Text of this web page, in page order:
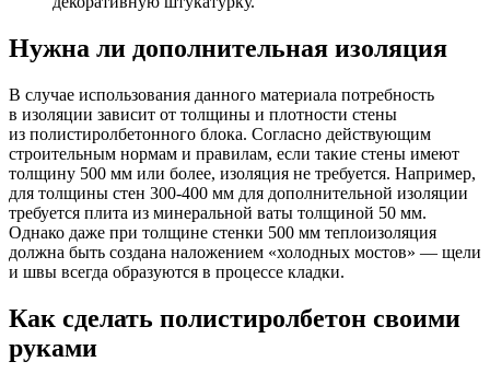
Нужна ли дополнительная изоляция
В случае использования данного материала потребность
в изоляции зависит от толщины и плотности стены
из полистиролбетонного блока. Согласно действующим
строительным нормам и правилам, если такие стены имеют
толщину 500 мм или более, изоляция не требуется. Например,
для толщины стен 300-400 мм для дополнительной изоляции
требуется плита из минеральной ваты толщиной 50 мм.
Однако даже при толщине стенки 500 мм теплоизоляция
должна быть создана наложением «холодных мостов» — щели
и швы всегда образуются в процессе кладки.
Как сделать полистиролбетон своими
руками